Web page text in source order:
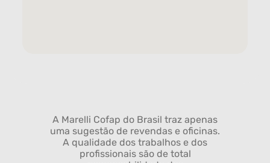
A Marelli Cofap do Brasil traz apenas
uma sugestão de revendas e oficinas.
A qualidade dos trabalhos e dos
profissionais são de total